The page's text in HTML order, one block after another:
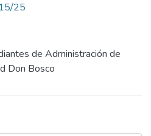
25
de Administración de
Don Bosco